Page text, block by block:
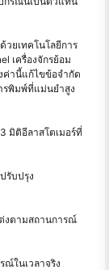
วยเทคโนโลยีการ
เครื่องจักรย้อม
ค่านี้แก้ไขข้อจํากัด
รพิมพ์ที่แม่นยำสูง
มิติอีลาสโตเมอร์ที่
รับปรุง
งตามสถานการณ์
ณ์ในเวลาจริง